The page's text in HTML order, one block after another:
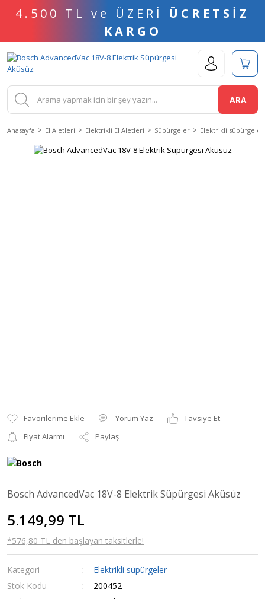
4.500 TL ve ÜZERİ ÜCRETSİZ
KARGO
ARA
Anasayfa El Aletleri Elektrikli El Aletleri Süpürgeler Elektrikli süpürgeler
Yorum Yaz
Tavsiye Et
Fiyat Alarmı
Paylaş
Bosch AdvancedVac 18V-8 Elektrik Süpürgesi Aküsüz
5.149,99 TL
*576,80 TL den başlayan taksitlerle!
Kategori
Elektrikli süpürgeler
Stok Kodu
200452